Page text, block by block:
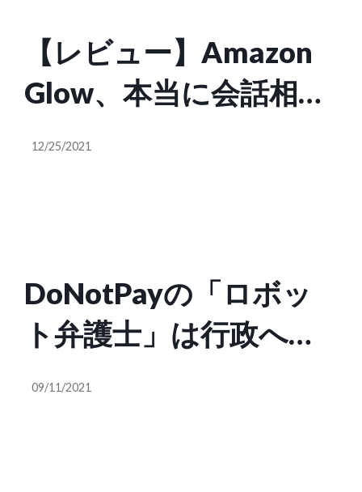
【レビュー】Amazon
Glow、本当に会話相手
の存在を感じる小型プ
12/25/2021
DoNotPayの「ロボッ
ト弁護士」は行政への
穴あきや倒木の報告、
09/11/2021